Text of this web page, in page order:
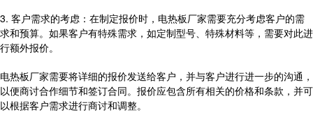
3. 客户需求的考虑：在制定报价时，电热板厂家需要充分考虑客户的需
求和预算。如果客户有特殊需求，如定制型号、特殊材料等，需要对此进
行额外报价。
电热板厂家需要将详细的报价发送给客户，并与客户进行进一步的沟通，
以便商讨合作细节和签订合同。报价应包含所有相关的价格和条款，并可
以根据客户需求进行商讨和调整。